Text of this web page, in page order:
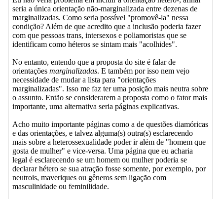
seria a única orientação não-marginalizada entre dezenas de
marginalizadas. Como seria possível "promovê-la" nessa
condição? Além de que acredito que a inclusão poderia fazer
com que pessoas trans, intersexos e poliamoristas que se
identificam como héteros se sintam mais "acolhides".
No entanto, entendo que a proposta do site é falar de
orientações marginalizadas. E também por isso nem vejo
necessidade de mudar a lista para "orientações
marginalizadas". Isso me faz ter uma posição mais neutra sobre
o assunto. Então se considerarem a proposta como o fator mais
importante, uma alternativa seria páginas explicativas.
Acho muito importante páginas como a de questões diamóricas
e das orientações, e talvez alguma(s) outra(s) esclarecendo
mais sobre a heterossexualidade poder ir além de "homem que
gosta de mulher" e vice-versa. Uma página que eu acharia
legal é esclarecendo se um homem ou mulher poderia se
declarar hétero se sua atração fosse somente, por exemplo, por
neutrois, maveriques ou gêneros sem ligação com
masculinidade ou feminilidade.